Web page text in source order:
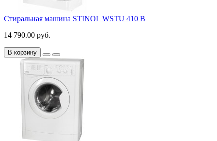
Стиральная машина STINOL WSTU 410 B
14 790.00 руб.
В корзину